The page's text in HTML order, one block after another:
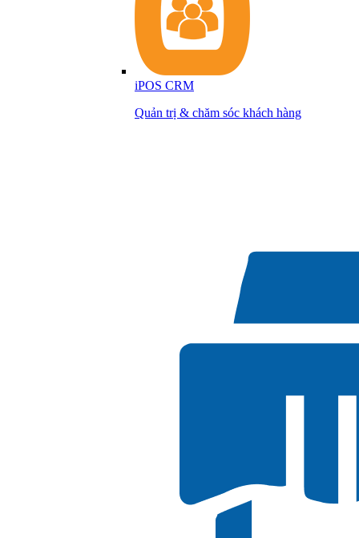
iPOS CRM
Quản trị & chăm sóc khách hàng